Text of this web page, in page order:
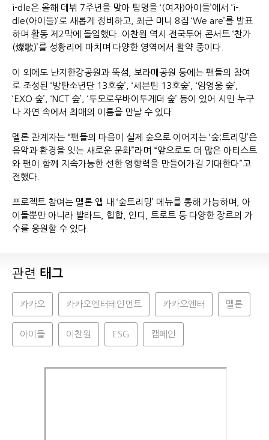
i-dle은 올해 데뷔 7주년을 맞아 팀명을 ‘(여자)아이들’에서 ‘i-
dle(아이들)’로 새롭게 정비하고, 최근 미니 8집 ‘We are’를 발표
하며 활동 제2막에 돌입했다. 이찬원 역시 전국투어 콘서트 ‘찬가
(燦歌)’를 성황리에 마치며 다양한 영역에서 활약 중이다.
이 외에도 난지한강공원과 뚝섬, 보라매공원 등에는 팬들의 참여
로 조성된 ‘방탄소년단 13호숲’, ‘세븐틴 13호숲’, ‘임영웅 숲’,
‘EXO 숲’, ‘NCT 숲’, ‘투모로우바이투게더 숲’ 등이 있어 시민 누구
나 자연 속에서 최애의 이름을 만날 수 있다.
멜론 관계자는 “팬들의 마음이 실제 숲으로 이어지는 ‘숲;트리밍’은
음악과 환경을 잇는 새로운 문화”라며 “앞으로도 더 많은 아티스트
와 팬이 함께 지속가능한 선한 영향력을 만들어가길 기대한다”고
전했다.
프로젝트 참여는 멜론 앱 내 ‘숲트리밍’ 메뉴를 통해 가능하며, 아
이돌뿐만 아니라 발라드, 힙합, 인디, 트로트 등 다양한 장르의 가
수를 응원할 수 있다.
관련 태그
카카오 카카오엔터테인먼트 카카오엔터 멜론
아이들 이찬원 ESG 캠페인